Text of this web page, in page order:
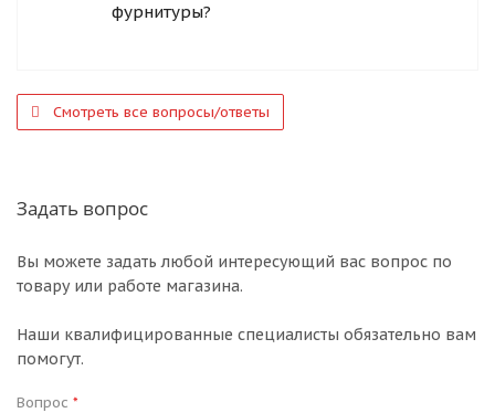
фурнитуры?
Смотреть все вопросы/ответы
Задать вопрос
Вы можете задать любой интересующий вас вопрос по
товару или работе магазина.
Наши квалифицированные специалисты обязательно вам
помогут.
Вопрос *